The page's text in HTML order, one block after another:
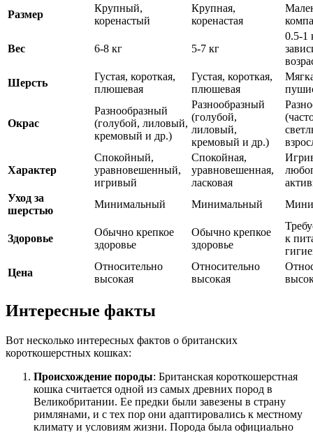
Размер
Крупный,
коренастый
Крупная,
коренастая
Вес 6-8 кг 5-7 кг
0.5-1
Шерсть
Густая, короткая,
плюшевая
Густая, короткая,
плюшевая
Окрас
Разнообразный
(голубой, лиловый,
кремовый и др.)
Разнообразный
(голубой,
лиловый,
кремовый и др.)
Характер
Спокойный,
уравновешенный,
игривый
Спокойная,
уравновешенная,
ласковая
Уход за
шерстью
Минимальный Минимальный
Здоровье
Обычно крепкое
здоровье
Обычно крепкое
здоровье
к
Цена
Относительно
высокая
Относительно
высокая
Интересные факты
Вот несколько интересных фактов о британских
короткошерстных кошках:
Происхождение породы: Британская короткошерстная
кошка считается одной из самых древних пород в
Великобритании. Ее предки были завезены в страну
римлянами, и с тех пор они адаптировались к местному
климату и условиям жизни. Порода была официально